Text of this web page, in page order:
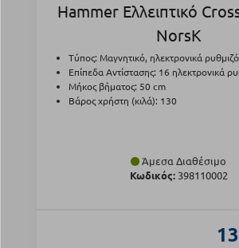
Hammer Ελλειπτικό
NorsK
Τύπος: Μαγνητικό, ηλεκτρονικά
Επίπεδα Αντίστασης: 16 ηλεκτρονικά
Μήκος βήματος: 50 cm
Βάρος χρήστη (κιλά): 130
Άμεσα Διαθέσιμο
Κωδικός:398110002